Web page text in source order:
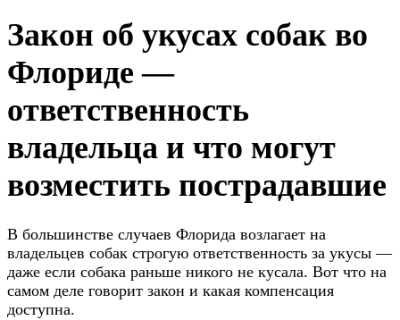
Закон об укусах собак во
Флориде —
ответственность
владельца и что могут
возместить пострадавшие
В большинстве случаев Флорида возлагает на
владельцев собак строгую ответственность за укусы —
даже если собака раньше никого не кусала. Вот что на
самом деле говорит закон и какая компенсация
доступна.